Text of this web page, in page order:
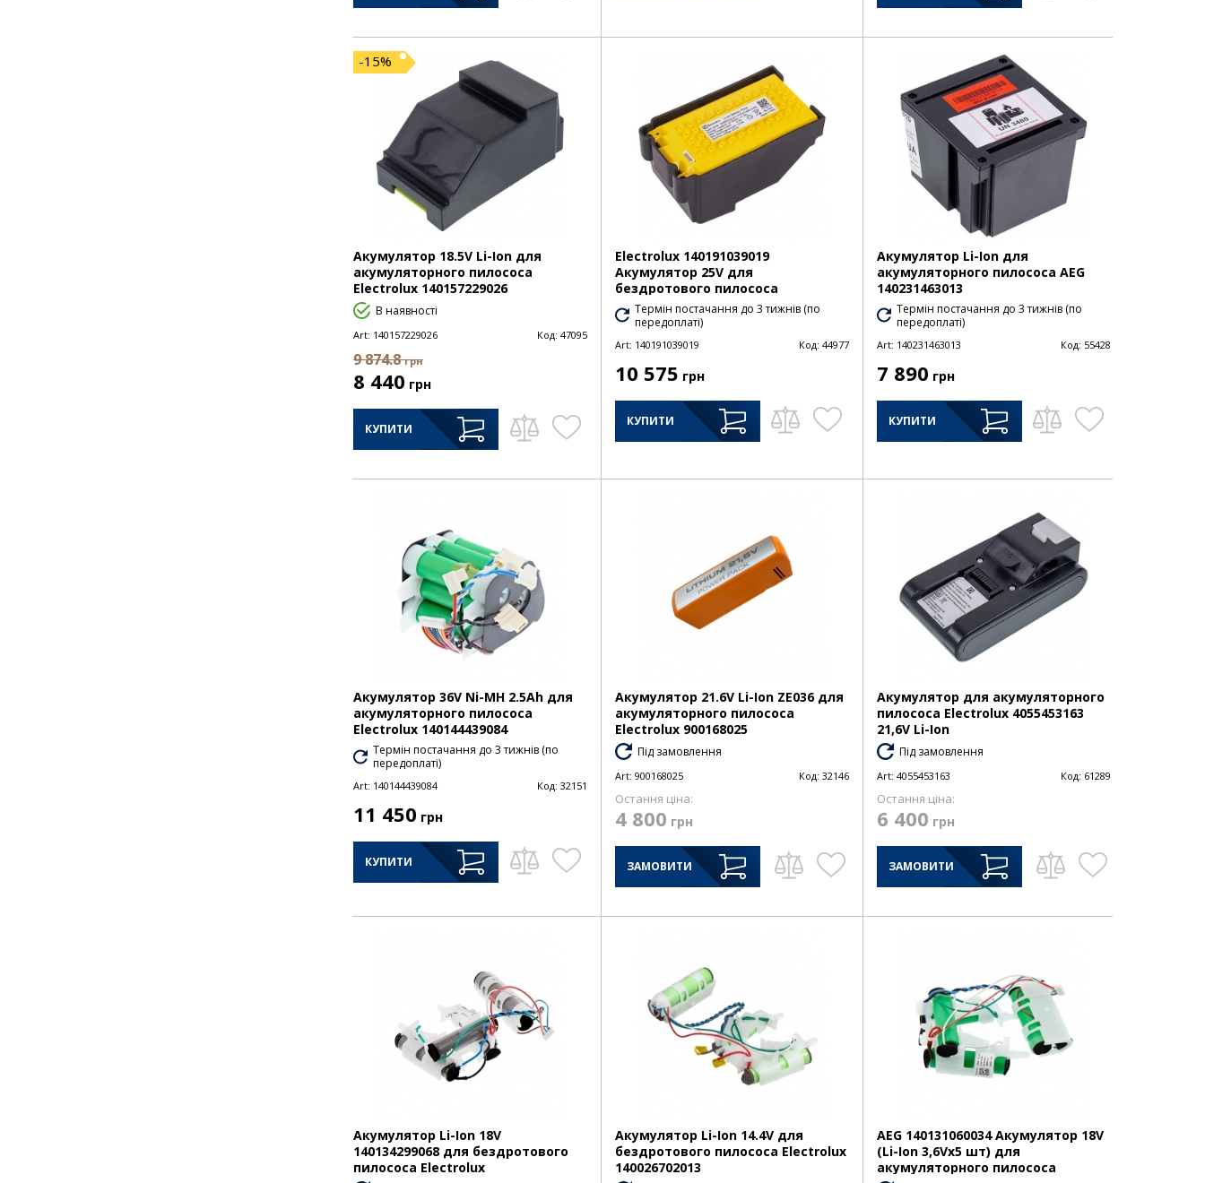
Акумулятор 18.5V Li-Ion для
акумуляторного пилососа
Electrolux 140157229026
-15%
В наявності
Art: 140157229026 Код: 47095
9 874.8 грн
8 440 грн
КУПИТИ
Electrolux 140191039019
Акумулятор 25V для
бездротового пилососа
Термін постачання до 3 тижнів (по
передоплаті)
Art: 140191039019 Код: 44977
10 575 грн
КУПИТИ
Акумулятор Li-Ion для
акумуляторного пилососа AEG
140231463013
Термін постачання до 3 тижнів (по
передоплаті)
Art: 140231463013 Код: 55428
7 890 грн
КУПИТИ
Акумулятор 36V Ni-MH 2.5Ah для
акумуляторного пилососа
Electrolux 140144439084
Термін постачання до 3 тижнів (по
передоплаті)
Art: 140144439084 Код: 32151
11 450 грн
КУПИТИ
Акумулятор 21.6V Li-Ion ZE036 для
акумуляторного пилососа
Electrolux 900168025
Під замовлення
Art: 900168025 Код: 32146
Остання ціна:
4 800 грн
ЗАМОВИТИ
Акумулятор для акумуляторного
пилососа Electrolux 4055453163
21,6V Li-Ion
Під замовлення
Art: 4055453163 Код: 61289
Остання ціна:
6 400 грн
ЗАМОВИТИ
Акумулятор Li-Ion 18V
140134299068 для бездротового
пилососа Electrolux
Акумулятор Li-Ion 14.4V для
бездротового пилососа Electrolux
140026702013
AEG 140131060034 Акумулятор 18V
(Li-Ion 3,6Vx5 шт) для
акумуляторного пилососа